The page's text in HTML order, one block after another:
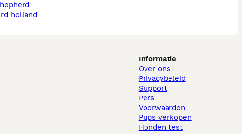
holland
Informatie
Over ons
Privacybeleid
Support
Pers
Voorwaarden
Pups verkopen
Honden test